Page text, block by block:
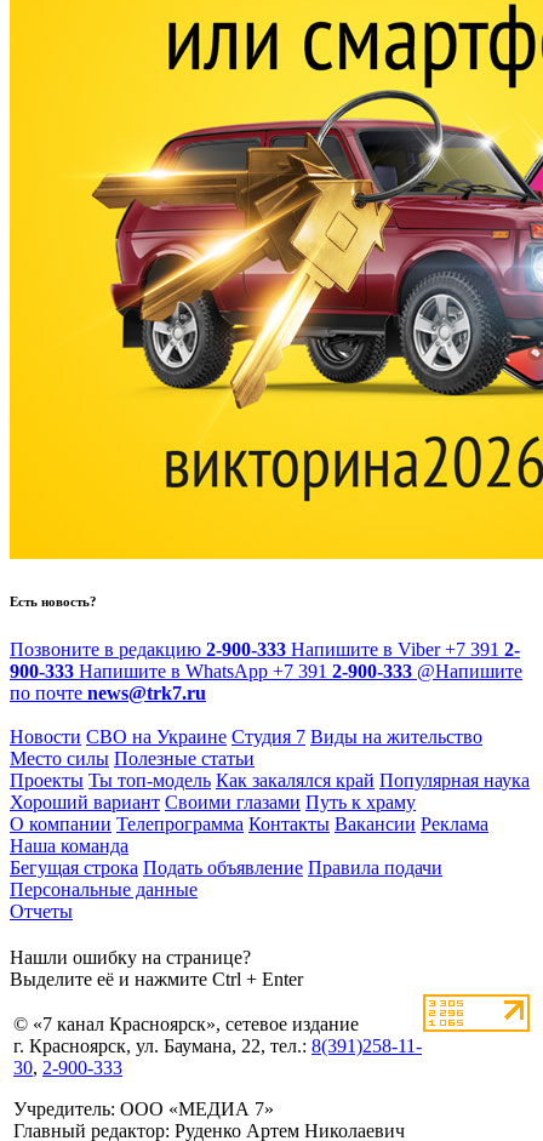
Есть новость?
Позвоните в редакцию 2-900-333 Напишите в Viber +7 391 2-
900-333 Напишите в WhatsApp +7 391 2-900-333 @Напишите
по почте news@trk7.ru
Новости СВО на Украине Студия 7 Виды на жительство
Место силы Полезные статьи
Проекты Ты топ-модель Как закалялся край Популярная наука
Хороший вариант Своими глазами Путь к храму
О компании Телепрограмма Контакты Вакансии Реклама
Наша команда
Бегущая строка Подать объявление Правила подачи
Персональные данные
Отчеты
Нашли ошибку на странице?
Выделите её и нажмите Ctrl + Enter
© «7 канал Красноярск», сетевое издание
г. Красноярск, ул. Баумана, 22, тел.: 8(391)258-11-
30, 2-900-333
Учредитель: ООО «МЕДИА 7»
Главный редактор: Руденко Артем Николаевич